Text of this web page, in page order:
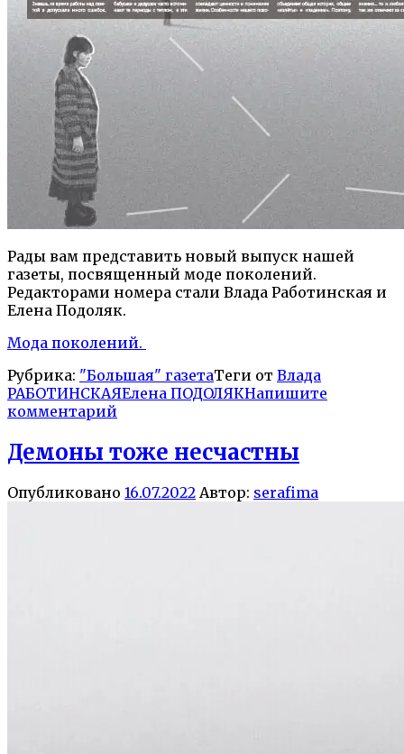
Рады вам представить новый выпуск нашей
газеты, посвященный моде поколений.
Редакторами номера стали Влада Работинская и
Елена Подоляк.
Мода поколений.
Рубрика: "Большая" газетаТеги от Влада
РАБОТИНСКАЯЕлена ПОДОЛЯКНапишите
комментарий
Демоны тоже несчастны
Опубликовано 16.07.2022 Автор: serafima